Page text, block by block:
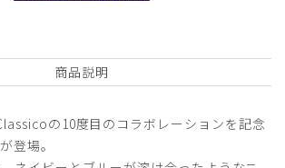
商品説明
の10度目のコラボレーションを記念
登場。